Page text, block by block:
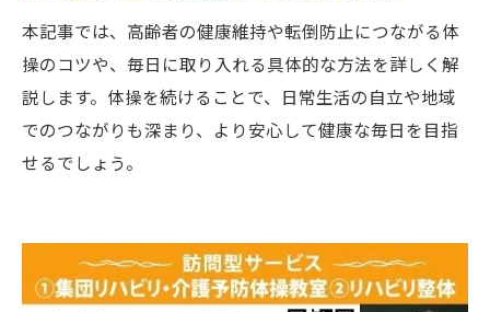
本記事では、高齢者の健康維持や転倒防止につながる体
操のコツや、毎日に取り入れる具体的な方法を詳しく解
説します。体操を続けることで、日常生活の自立や地域
でのつながりも深まり、より安心して健康な毎日を目指
せるでしょう。